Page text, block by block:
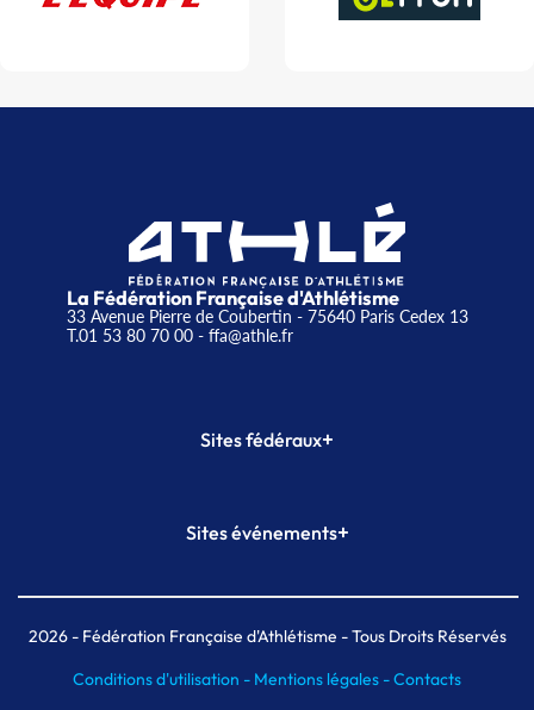
La Fédération Française d'Athlétisme
33 Avenue Pierre de Coubertin - 75640 Paris Cedex 13
T.01 53 80 70 00- ffa@athle.fr
Sites fédéraux+
Plateforme Formation
Sites événements+
Meeting de Paris indoor
MAIF Ekiden de Paris
2026- Fédération Française d'Athlétisme - Tous Droits Réservés
Conditions d'utilisation - Mentions légales -Contacts